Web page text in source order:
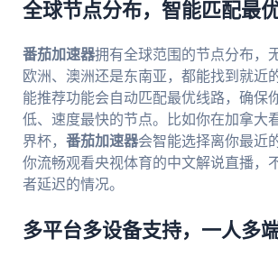
全球节点分布，智能匹配最
番茄加速器拥有全球范围的节点分布，
欧洲、澳洲还是东南亚，都能找到就近
能推荐功能会自动匹配最优线路，确保
低、速度最快的节点。比如你在加拿大
界杯， 番茄加速器会智能选择离你最近
你流畅观看央视体育的中文解说直播，
者延迟的情况。
多平台多设备支持，一人多